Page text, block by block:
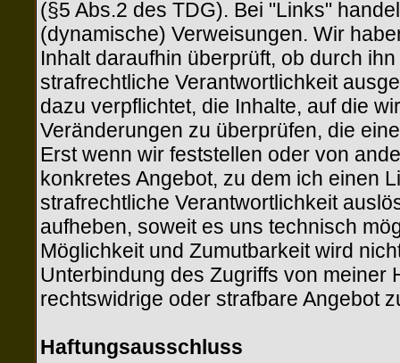
(§5 Abs.2 des TDG). Bei "Links"
(dynamische) Verweisungen. Wir
Inhalt daraufhin überprüft, ob durch
strafrechtliche Verantwortlichkeit
dazu verpflichtet, die Inhalte, auf die
Veränderungen zu überprüfen, die
Erst wenn wir feststellen oder von
konkretes Angebot, zu dem ich einen
strafrechtliche Verantwortlichkeit
aufheben, soweit es uns technisch
Möglichkeit und Zumutbarkeit wird
Unterbindung des Zugriffs von meiner
rechtswidrige oder strafbare Angebot
Haftungsausschluss